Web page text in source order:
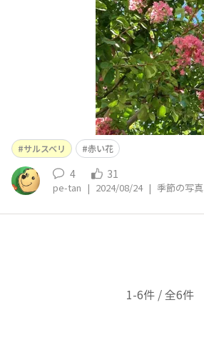
サルスベリ 赤い花
4 31
pe-tan | 2024/08/24 | 季節の写真
1-6件 / 全6件